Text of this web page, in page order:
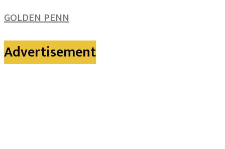
GOLDEN PENN
Advertisement